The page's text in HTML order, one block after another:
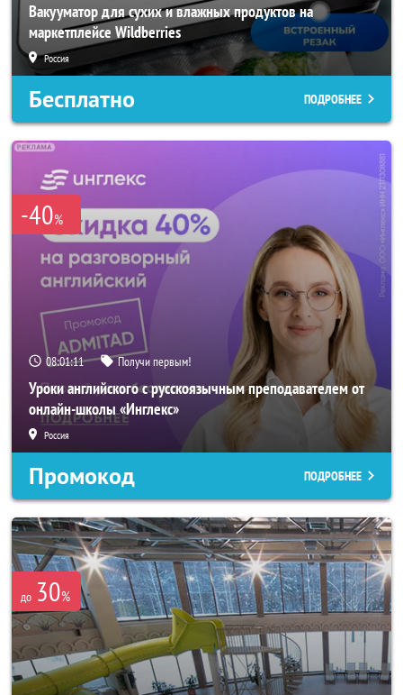
Вакууматор для сухих и влажных продуктов на
маркетплейсе Wildberries
Россия
Бесплатно ПОДРОБНЕЕ
-40%
08:01:08 Получи первым!
Уроки английского с русскоязычным преподавателем от
онлайн-школы «Инглекс»
Россия
Промокод ПОДРОБНЕЕ
до 30%